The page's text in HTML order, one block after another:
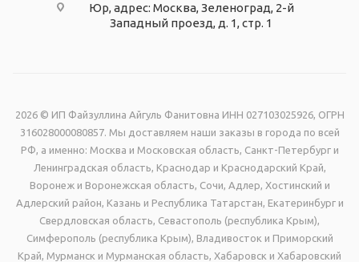
Юр, адрес: Москва, Зеленоград, 2-й
Западный проезд, д. 1, стр. 1
2026 © ИП Файзуллина Айгуль Фанитовна ИНН 027103025926, ОГРН
316028000080857. Мы доставляем наши заказы в города по всей
РФ, а именно: Москва и Московская область, Санкт-Петербург и
Ленинградская область, Краснодар и Краснодарский Край,
Воронеж и Воронежская область, Сочи, Адлер, Хостинский и
Адлерский район, Казань и Республика Татарстан, Екатеринбург и
Свердловская область, Севастополь (республика Крым),
Симферополь (республика Крым), Владивосток и Приморский
Край, Мурманск и Мурманская область, Хабаровск и Хабаровский